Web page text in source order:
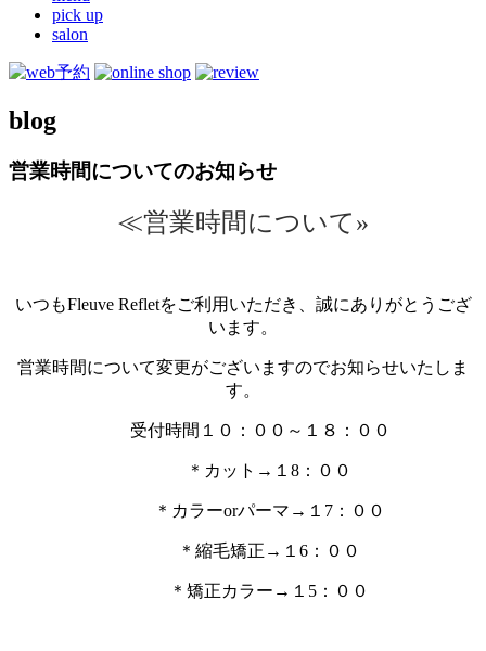
pick up
salon
blog
営業時間についてのお知らせ
≪営業時間について»
いつもFleuve Refletをご利用いただき、誠にありがとうござ
います。
営業時間について変更がございますのでお知らせいたしま
す。
受付時間１０：００～１８：００
＊カット→１8：００
＊カラーorパーマ→１7：００
＊縮毛矯正→１6：００
＊矯正カラー→１5：００